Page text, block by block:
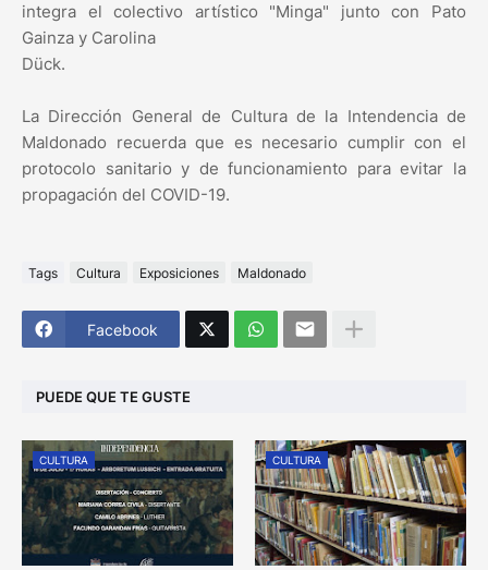
integra el colectivo artístico "Minga" junto con Pato
Gainza y Carolina
Dück.
La Dirección General de Cultura de la Intendencia de
Maldonado recuerda que es necesario cumplir con el
protocolo sanitario y de funcionamiento para evitar la
propagación del COVID-19.
Tags Cultura Exposiciones Maldonado
Facebook
PUEDE QUE TE GUSTE
CULTURA CULTURA